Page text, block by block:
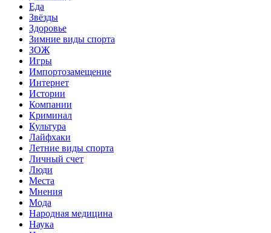
Еда
Звёзды
Здоровье
Зимние виды спорта
ЗОЖ
Игры
Импортозамещение
Интернет
Истории
Компании
Криминал
Культура
Лайфхаки
Летние виды спорта
Личный счет
Люди
Места
Мнения
Мода
Народная медицина
Наука